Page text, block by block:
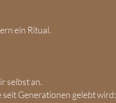
ein Ritual.
selbst an.
Generationen gelebt wird: